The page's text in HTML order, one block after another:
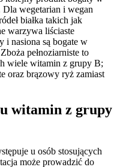
wegetarian i wegan
białka takich jak
warzywa liściaste
i nasiona są bogate w
pełnoziarniste to
wiele witamin z grupy B;
oraz brązowy ryż zamiast
witamin z grupy
u osób stosujących
może prowadzić do